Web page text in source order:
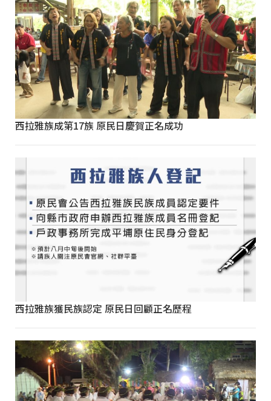
西拉雅族成第17族 原民日慶賀正名成功
西拉雅族獲民族認定 原民日回顧正名歷程